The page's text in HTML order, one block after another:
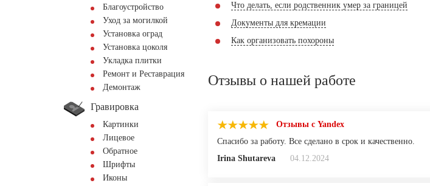
Благоустройство
Уход за могилкой
Установка оград
Установка цоколя
Укладка плитки
Ремонт и Реставрация
Демонтаж
Гравировка
Картинки
Лицевое
Обратное
Шрифты
Иконы
Что делать, если родственник умер за границей
Документы для кремации
Как организовать похороны
Отзывы о нашей работе
Отзывы с Yandex
Спасибо за работу. Все сделано в срок и качественно.
Irina Shutareva
04.12.2024